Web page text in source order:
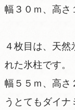
幅３０ｍ、高さ
４枚目は、天
れた氷柱です。
幅５５ｍ、高さ
うとてもダイナ